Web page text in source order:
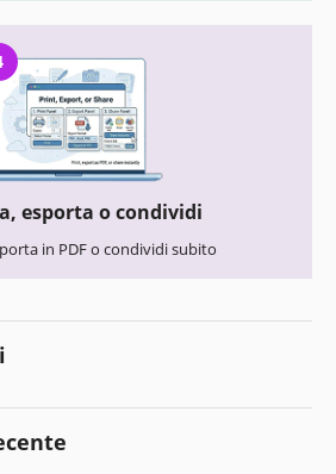
esporta o condividi
in PDF o condividi subito